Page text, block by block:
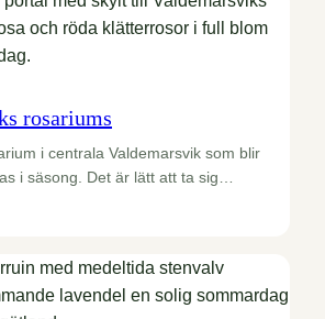
rosariums
i centrala Valdemarsvik som blir
i säsong. Det är lätt att ta sig…